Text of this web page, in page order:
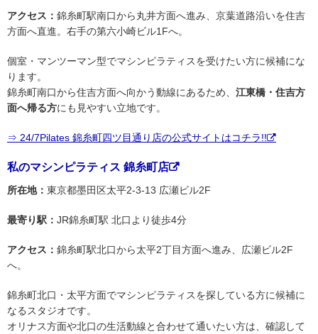
アクセス： 錦糸町駅南口から丸井方面へ進み、京葉道路沿いを住吉
方面へ直進。右手の第六小崎ビル1Fへ。
個室・マンツーマン型でマシンピラティスを受けたい方に候補にな
ります。
錦糸町南口から住吉方面へ向かう動線にあるため、 江東橋・住吉方
面へ帰る方にも見やすい立地です。
⇒ 24/7Pilates 錦糸町四ツ目通り店の公式サイトはコチラ!!
私のマシンピラティス 錦糸町店
所在地： 東京都墨田区太平2-3-13 広瀬ビル2F
最寄り駅： JR錦糸町駅 北口より徒歩4分
アクセス： 錦糸町駅北口から太平2丁目方面へ進み、広瀬ビル2F
へ。
錦糸町北口・太平方面でマシンピラティスを探している方に候補に
なるスタジオです。
オリナス方面や北口の生活動線と合わせて通いたい方は、確認して